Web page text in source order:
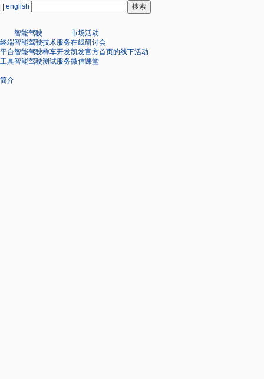
english
端
台
具
智能驾驶
智能驾驶技术服务
智能驾驶样车开发
智能驾驶测试服务
市场活动
在线研讨会
凯发官方首页的线下活动
微信课堂
介